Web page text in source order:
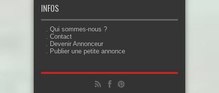
INFOS
. Qui sommes-nous ?
. Contact
. Devenir Annonceur
. Publier une petite annonce